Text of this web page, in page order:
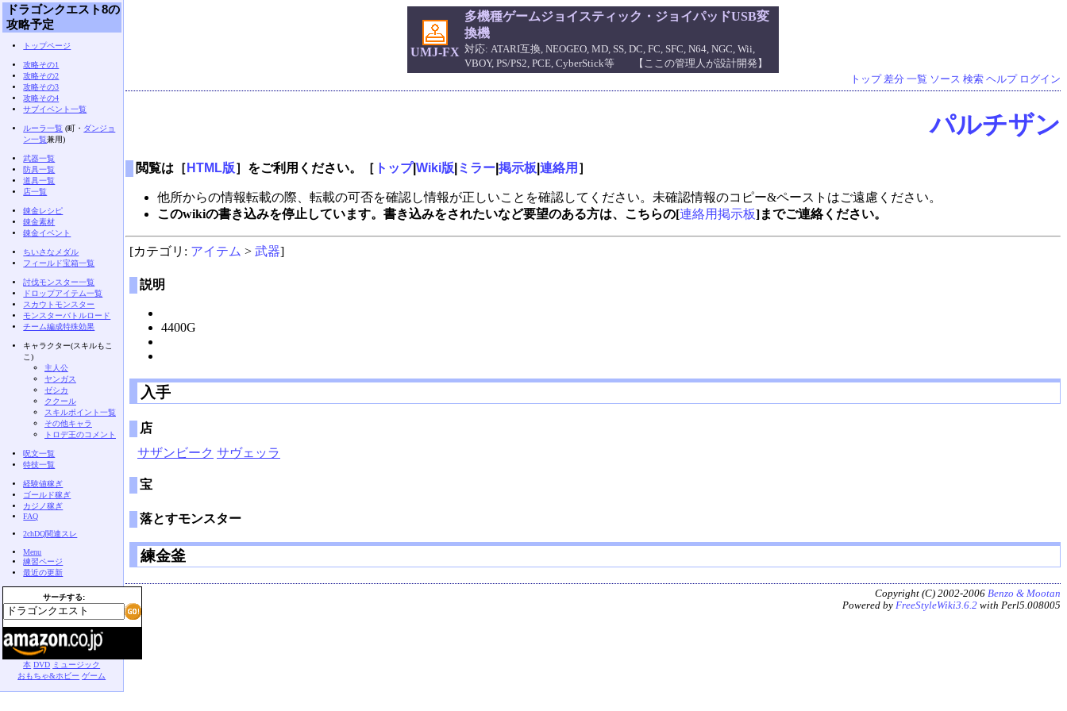
UMJ-FX
多機種ゲームジョイスティック・ジョイパッドUSB変
換機
対応: ATARI互換, NEOGEO, MD, SS, DC, FC, SFC, N64, NGC, Wii,
VBOY, PS/PS2, PCE, CyberStick等 【ここの管理人が設計開発】
トップ 差分 一覧 ソース 検索 ヘルプ ログイン
パルチザン
閲覧は［ HTML版］をご利用ください。［ トップ|Wiki版 ミラー| 掲示板 連絡用 ］
他所からの情報転載の際、転載の可否を確認し情報が正しいことを確認してください。未確認情報のコピー&ペーストはご遠慮ください。
このwikiの書き込みを停止しています。書き込みをされたいなど要望のある方は、こちらの[連絡用掲示板]までご連絡ください。
[カテゴリ: アイテム > 武器]
説明
4400G
入手
店
サザンビーク サヴェッラ
宝
落とすモンスター
練金釜
Copyright (C) 2002-2006 Benzo & Mootan
Powered by FreeStyleWiki3.6.2 with Perl5.008005
ドラゴンクエスト8の
攻略予定
トップページ
攻略その1
攻略その2
攻略その3
攻略その4
サブイベント一覧
ルーラ一覧 (町・ ダンジョ
ン一覧兼用)
武器一覧
防具一覧
道具一覧
店一覧
錬金レシピ
錬金素材
錬金イベント
ちいさなメダル
フィールド宝箱一覧
討伐モンスター一覧
ドロップアイテム一覧
スカウトモンスター
モンスターバトルロード
チーム編成特殊効果
キャラクター(スキルもこ
こ)
主人公
ヤンガス
ゼシカ
ククール
スキルポイント一覧
その他キャラ
トロデ王のコメント
呪文一覧
特技一覧
経験値稼ぎ
ゴールド稼ぎ
カジノ稼ぎ
FAQ
2chDQ関連スレ
Menu
練習ページ
最近の更新
サーチする:
本 DVD ミュージック
おもちゃ&ホビー ゲーム